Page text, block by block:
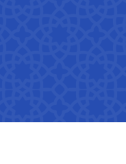
Нормативные